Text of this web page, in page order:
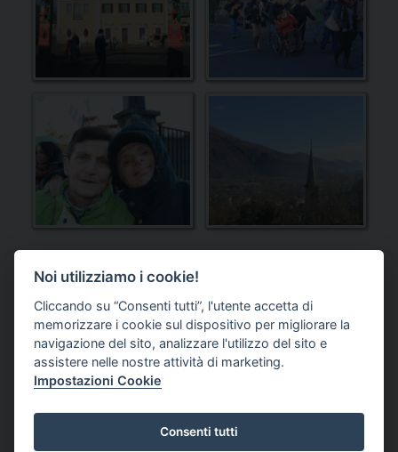
DONAZIONE
Noi utilizziamo i cookie!
Cliccando su “Consenti tutti”, l'utente accetta di
memorizzare i cookie sul dispositivo per migliorare la
navigazione del sito, analizzare l'utilizzo del sito e
assistere nelle nostre attività di marketing.
Impostazioni Cookie
Consenti tutti